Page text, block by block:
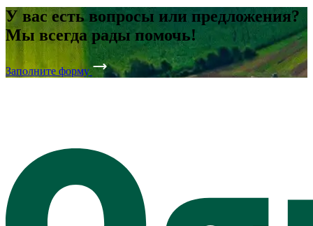
У вас есть вопросы или предложения?
Мы всегда рады помочь!
Заполните форму